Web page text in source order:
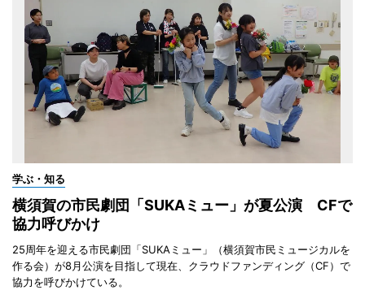
学ぶ・知る
横須賀の市民劇団「SUKAミュー」が夏公演 CFで
協力呼びかけ
25周年を迎える市民劇団「SUKAミュー」（横須賀市民ミュージカルを
作る会）が8月公演を目指して現在、クラウドファンディング（CF）で
協力を呼びかけている。